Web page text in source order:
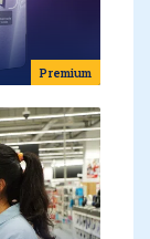
Premium